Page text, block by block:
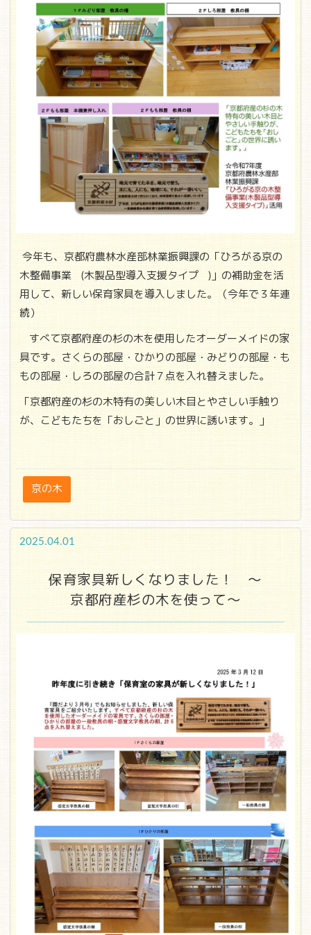
今年も、京都府農林水産部林業振興課の「ひろがる京の
木整備事業
(木製品型導入支援タイプ ) 」の補助金を活
用して、新しい保育家具を導入しました。（今年で３年連
続）
すべて京都府産の杉の木を使用したオーダーメイドの家
具です。さくらの部屋・ひかりの部屋・みどりの部屋・も
もの部屋・しろの部屋の合計７点を入れ替えました。
「京都府産の杉の木特有の美しい木目とやさしい手触り
が、こどもたちを「おしごと」の世界に誘います。」
京の木
2025.04.01
保育家具新しくなりました！ ～
京都府産杉の木を使って～